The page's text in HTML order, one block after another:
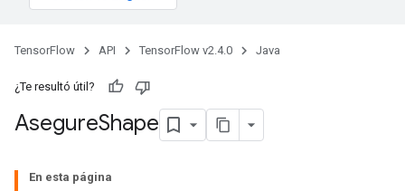
TensorFlow API TensorFlow v2.4.0 Java
¿Te resultó útil?
AsegureShape
En esta página